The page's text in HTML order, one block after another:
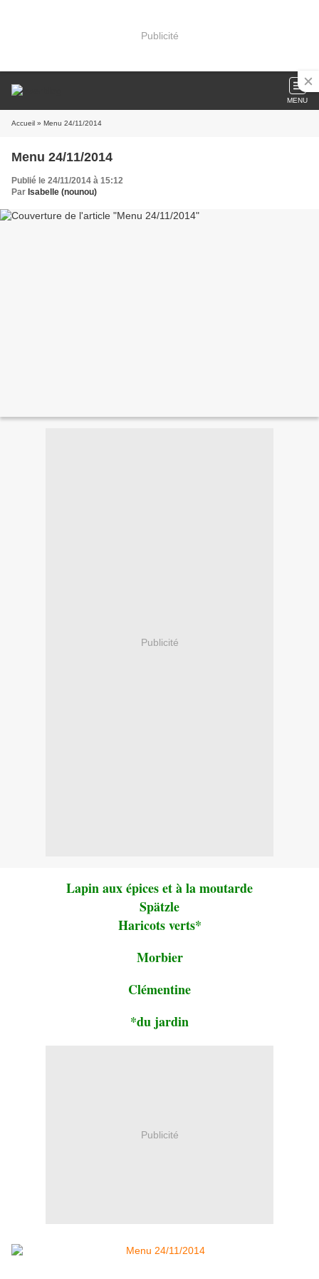
Publicité
MENU
Accueil » Menu 24/11/2014
Menu 24/11/2014
Publié le 24/11/2014 à 15:12
Par Isabelle (nounou)
Publicité
Lapin aux épices et à la moutarde
Spätzle
Haricots verts*
Morbier
Clémentine
*du jardin
Publicité